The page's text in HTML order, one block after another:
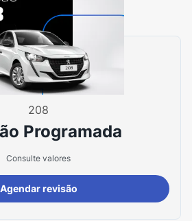
208
Programada
Consulte valores
Agendar revisão